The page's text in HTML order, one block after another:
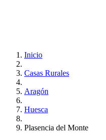
Inicio
Casas Rurales
Aragón
Huesca
Plasencia del Monte